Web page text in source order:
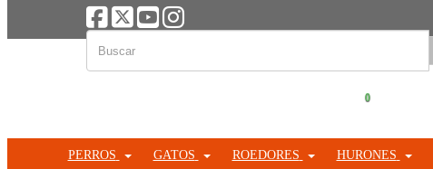
0
PERROS GATOS ROEDORES HURONES